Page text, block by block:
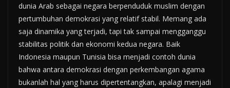
dunia Arab sebagai negara berpenduduk muslim dengan
pertumbuhan demokrasi yang relatif stabil. Memang ada
saja dinamika yang terjadi, tapi tak sampai mengganggu
stabilitas politik dan ekonomi kedua negara. Baik
Indonesia maupun Tunisia bisa menjadi contoh dunia
bahwa antara demokrasi dengan perkembangan agama
bukanlah hal yang harus dipertentangkan, apalagi menjadi